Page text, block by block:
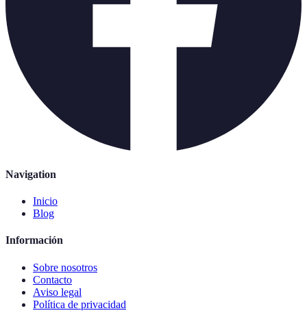
Navigation
Inicio
Blog
Información
Sobre nosotros
Contacto
Aviso legal
Política de privacidad